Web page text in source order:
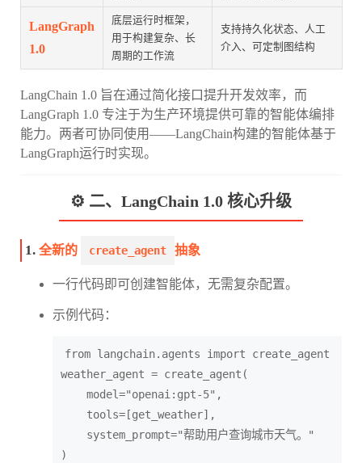
LangGraph
1.0
底层运行时框架，
用于构建复杂、长
周期的工作流
支持持久化状态、人工
介入、可定制图结构
LangChain 1.0 旨在通过简化接口提升开发效率，而
LangGraph 1.0 专注于为生产环境提供可靠的智能体编排
能力。两者可协同使用——LangChain构建的智能体基于
LangGraph运行时实现。
⚙️ 二、LangChain 1.0 核心升级
1. 全新的 create_agent 抽象
一行代码即可创建智能体，无需复杂配置。
示例代码：
from langchain.agents import create_agent
weather_agent = create_agent(
    model="openai:gpt-5",
    tools=[get_weather],
    system_prompt="帮助用户查询城市天气。"